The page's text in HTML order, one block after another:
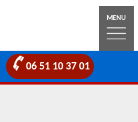
MENU
06 51 10 37 01